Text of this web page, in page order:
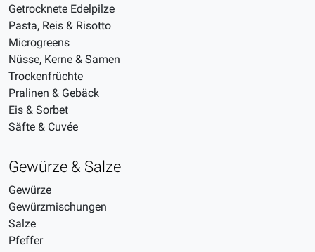
Getrocknete Edelpilze
Pasta, Reis & Risotto
Microgreens
Nüsse, Kerne & Samen
Trockenfrüchte
Pralinen & Gebäck
Eis & Sorbet
Säfte & Cuvée
Gewürze & Salze
Gewürze
Gewürzmischungen
Salze
Pfeffer